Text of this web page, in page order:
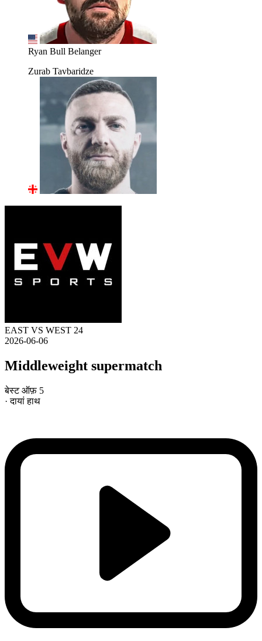
Ryan Bull Belanger
Zurab Tavbaridze
EAST VS WEST 24
2026-06-06
Middleweight supermatch
बेस्ट ऑफ़ 5
· दायां हाथ